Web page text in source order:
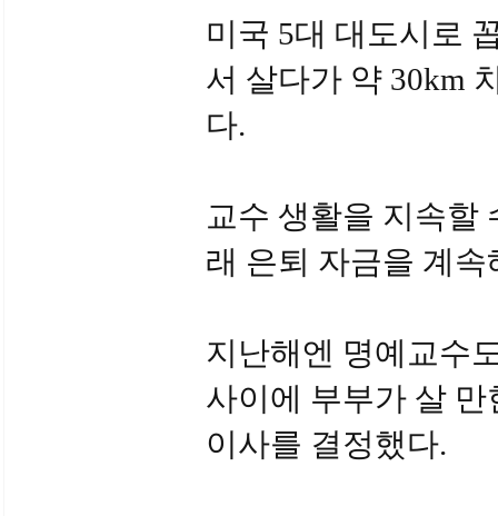
미국 5대 대도시로
서 살다가 약 30km
다.
교수 생활을 지속할
래 은퇴 자금을 계
지난해엔 명예교수
사이에 부부가 살
이사를 결정했다.